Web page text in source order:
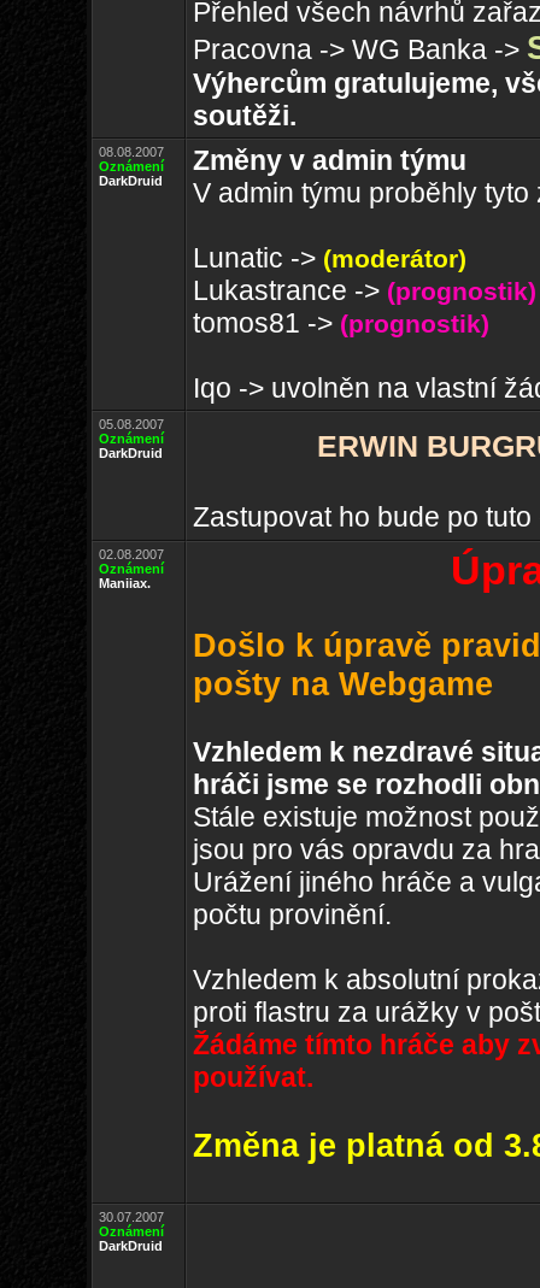
Přehled všech návrhů
Pracovna -> WG Banka ->
Výhercům gratulujeme,
soutěži.
08.08.2007
Oznámení
DarkDruid
Změny v admin týmu
V admin týmu proběhly tyto
Lunatic -> (moderátor)
Lukastrance -> (prognostik)
tomos81 -> (prognostik)
Iqo -> uvolněn na vlastní
05.08.2007
Oznámení
DarkDruid
ERWIN
Zastupovat ho bude po
02.08.2007
Oznámení
Maniiax.
Došlo k úpravě
pošty na Webgame
Vzhledem k nezdravé
hráči jsme se rozhodli
Stále existuje možnost
jsou pro vás opravdu za
Urážení jiného hráče a
počtu provinění.
Vzhledem k absolutní
proti flastru za urážky v
Žádáme tímto hráče aby
používat.
Změna je platná od
30.07.2007
Oznámení
DarkDruid